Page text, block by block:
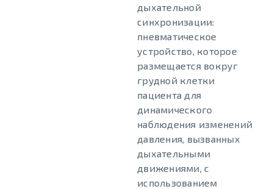
дыхательной
синхронизации:
пневматическое
устройство, которое
размещается вокруг
грудной клетки
пациента для
динамического
наблюдения изменений
давления, вызванных
дыхательными
движениями, с
использованием